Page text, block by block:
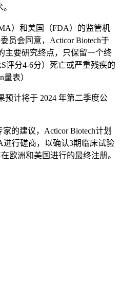
）和美国（FDA）的监管机
员会同意， Acticor Biotech于
主要研究终点，只保留一个终
评分4-6分）死亡或严重残疾的
量表）
预计将于 2024 年第二季度公
的建议， Acticor Biotech计划
进行磋商，以确认3期临床试验
欧洲和美国进行的最终注册。